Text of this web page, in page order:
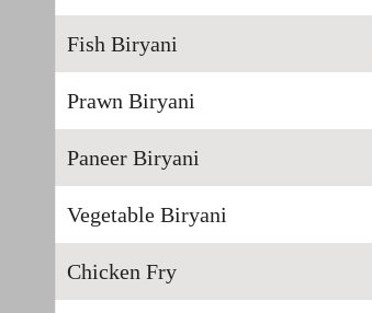
Fish Biryani
Prawn Biryani
Paneer Biryani
Vegetable Biryani
Chicken Fry